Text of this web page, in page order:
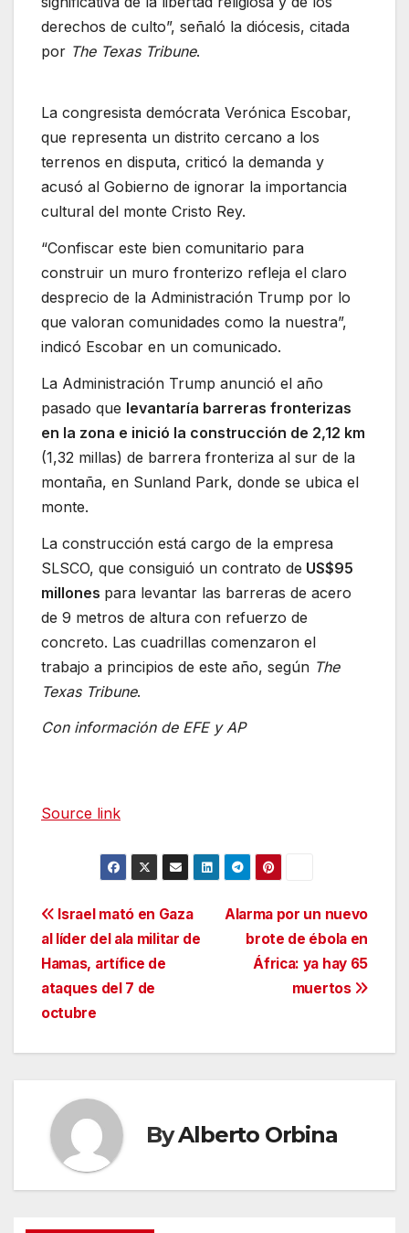
derechos de culto”, señaló la diócesis, citada
por The Texas Tribune.
La congresista demócrata Verónica Escobar,
que representa un distrito cercano a los
terrenos en disputa, criticó la demanda y
acusó al Gobierno de ignorar la importancia
cultural del monte Cristo Rey.
“Confiscar este bien comunitario para
construir un muro fronterizo refleja el claro
desprecio de la Administración Trump por lo
que valoran comunidades como la nuestra”,
indicó Escobar en un comunicado.
La Administración Trump anunció el año
pasado que levantaría barreras fronterizas
en la zona e inició la construcción de 2,12 km
(1,32 millas) de barrera fronteriza al sur de la
montaña, en Sunland Park, donde se ubica el
monte.
La construcción está cargo de la empresa
SLSCO, que consiguió un contrato de US$95
millones para levantar las barreras de acero
de 9 metros de altura con refuerzo de
concreto. Las cuadrillas comenzaron el
trabajo a principios de este año, según The
Texas Tribune.
Con información de EFE y AP
Source link
Navegación
de
entradas
Alarma por un nuevo
brote de ébola en
África: ya hay 65
muertos
Israel mató en Gaza
al líder del ala militar de
Hamas, artífice de
ataques del 7 de
octubre
ByAlberto Orbina